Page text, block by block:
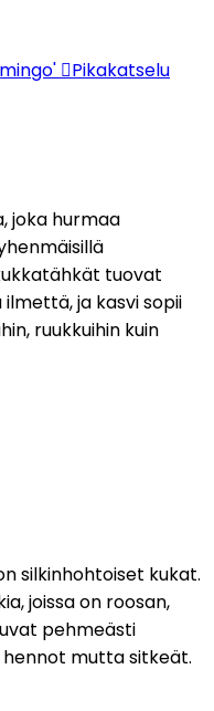
Pikakatselu
joka hurmaa
tuovat
ja kasvi sopii
ruukkuihin kuin
silkinhohtoiset kukat.
joissa on roosan,
pehmeästi
hennot mutta sitkeät.